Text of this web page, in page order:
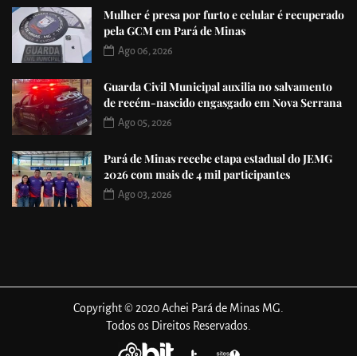
Mulher é presa por furto e celular é recuperado
pela GCM em Pará de Minas
Ago 06, 2026
Guarda Civil Municipal auxilia no salvamento
de recém-nascido engasgado em Nova Serrana
Ago 05, 2026
Pará de Minas recebe etapa estadual do JEMG
2026 com mais de 4 mil participantes
Ago 03, 2026
Copyright © 2020 Achei Pará de Minas MG.
Todos os Direitos Reservados.